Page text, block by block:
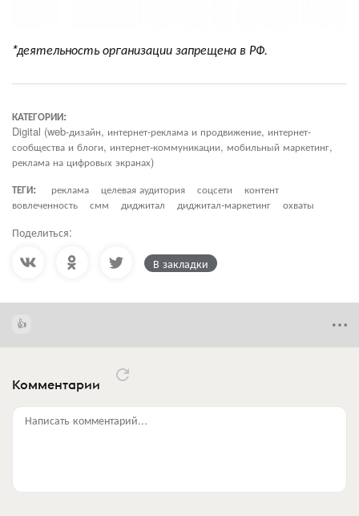
*деятельность организации запрещена в РФ.
КАТЕГОРИИ:
Digital (web-дизайн, интернет-реклама и продвижение, интернет-
сообщества и блоги, интернет-коммуникации, мобильный маркетинг,
реклама на цифровых экранах)
ТЕГИ:
реклама целевая аудитория соцсети
контент
вовлеченность
смм диджитал диджитал-маркетинг охваты
Поделиться:
В закладки
Комментарии
Написать комментарий...